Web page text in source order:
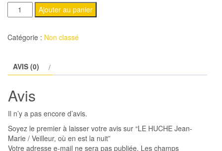
quantité
de
HUCHE
Marie
Veilleur,
en
est
la
Ajouter au panier
Catégorie : Non classé
AVIS (0)
Avis
Il n’y a pas encore d’avis.
Soyez le premier à laisser votre avis sur “LE HUCHE Jean-
Marie / Veilleur, où en est la nuit”
Votre adresse e-mail ne sera pas publiée. Les champs